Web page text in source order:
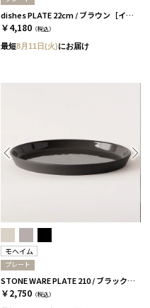
dishes PLATE 22cm / ブラウン［イイホシユミコ×木村硝子店］
￥4,180 （税込）
最短8月11日(火)にお届け
モヘイム
プレート
STONE WARE PLATE 210 / ブラック［モヘイム］
￥2,750 （税込）